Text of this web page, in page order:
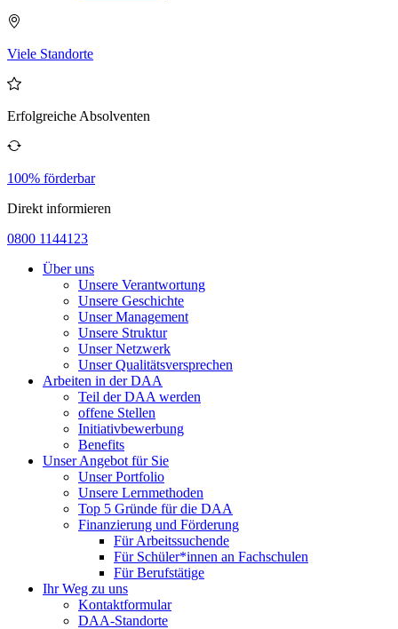
Viele Standorte
Erfolgreiche Absolventen
100% förderbar
Direkt informieren
0800 1144123
Über uns
Unsere Verantwortung
Unsere Geschichte
Unser Management
Unsere Struktur
Unser Netzwerk
Unser Qualitätsversprechen
Arbeiten in der DAA
Teil der DAA werden
offene Stellen
Initiativbewerbung
Benefits
Unser Angebot für Sie
Unser Portfolio
Unsere Lernmethoden
Top 5 Gründe für die DAA
Finanzierung und Förderung
Für Arbeitssuchende
Für Schüler*innen an Fachschulen
Für Berufstätige
Ihr Weg zu uns
Kontaktformular
DAA-Standorte